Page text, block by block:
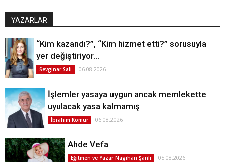
YAZARLAR
“Kim kazandı?”, “Kim hizmet etti?” sorusuyla
yer değiştiriyor…
Sevginar Sali 06.08.2026
İşlemler yasaya uygun ancak memlekette
uyulacak yasa kalmamış
İbrahim Kömür 06.08.2026
Ahde Vefa
Eğitmen ve Yazar Nagihan Şanlı 05.08.2026